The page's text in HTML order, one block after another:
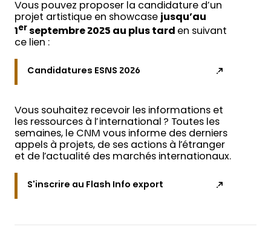
Vous pouvez proposer la candidature d’un
projet artistique en showcase jusqu’au
1er septembre 2025 au plus tard en suivant
ce lien :
Candidatures ESNS 2026
Vous souhaitez recevoir les informations et
les ressources à l’international ? Toutes les
semaines, le CNM vous informe des derniers
appels à projets, de ses actions à l’étranger
et de l’actualité des marchés internationaux.
S'inscrire au Flash Info export